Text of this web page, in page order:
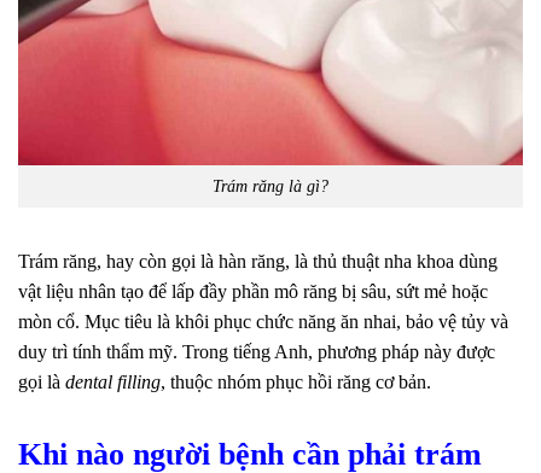
Trám răng là gì?
Trám răng, hay còn gọi là hàn răng, là thủ thuật nha khoa dùng
vật liệu nhân tạo để lấp đầy phần mô răng bị sâu, sứt mẻ hoặc
mòn cổ. Mục tiêu là khôi phục chức năng ăn nhai, bảo vệ tủy và
duy trì tính thẩm mỹ. Trong tiếng Anh, phương pháp này được
gọi là dental filling, thuộc nhóm phục hồi răng cơ bản.
Khi nào người bệnh cần phải trám